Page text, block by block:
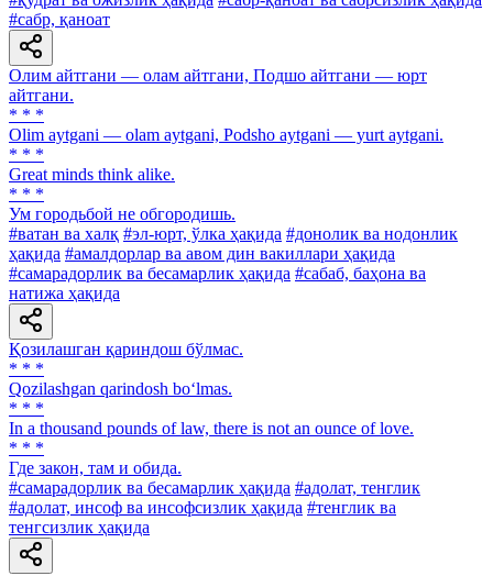
#сабр, қаноат
Олим айтгани — олам айтгани, Подшо айтгани — юрт
айтгани.
* * *
Olim aytgani — olam aytgani, Podsho aytgani — yurt aytgani.
* * *
Great minds think alike.
* * *
Ум городьбой не обгородишь.
#ватан ва халқ #эл-юрт, ўлка ҳақида #донолик ва нодонлик
ҳақида #амалдорлар ва авом дин вакиллари ҳақида
#самарадорлик ва бесамарлик ҳақида #сабаб, баҳона ва
натижа ҳақида
Қозилашган қариндош бўлмас.
* * *
Qozilashgan qarindosh bo‘lmas.
* * *
In a thousand pounds of law, there is not an ounce of love.
* * *
Где закон, там и обида.
#самарадорлик ва бесамарлик ҳақида #адолат, тенглик
#адолат, инсоф ва инсофсизлик ҳақида #тенглик ва
тенгсизлик ҳақида